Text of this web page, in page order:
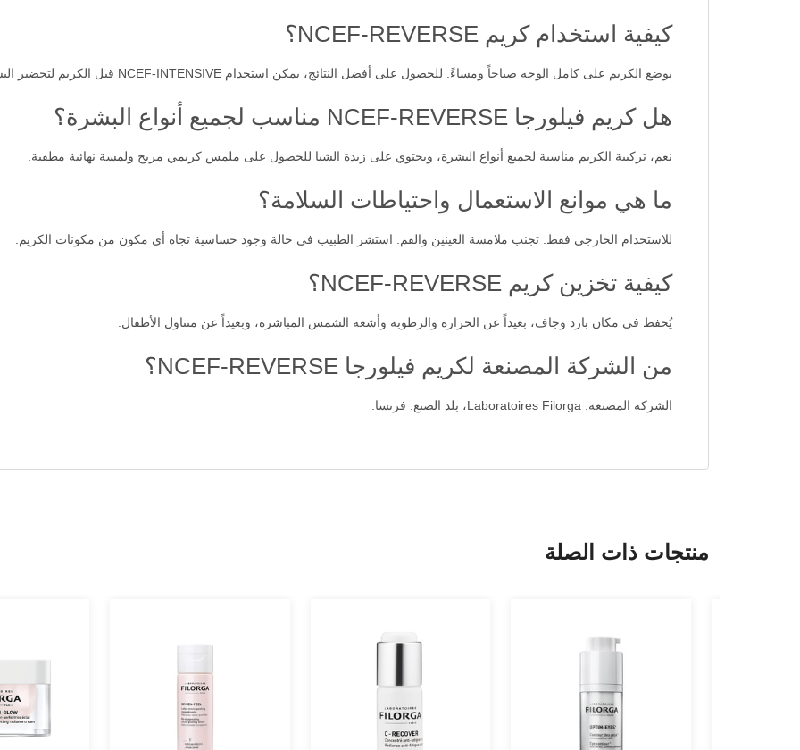
كيفية استخدام كريم NCEF-REVERSE؟
يوضع الكريم على كامل الوجه صباحاً ومساءً. للحصول على أفضل النتائج، يمكن استخدام NCEF-INTENSIVE قبل الكريم لتحضير البشرة.
هل كريم فيلورجا NCEF-REVERSE مناسب لجميع أنواع البشرة؟
نعم، تركيبة الكريم مناسبة لجميع أنواع البشرة، ويحتوي على زبدة الشيا للحصول على ملمس كريمي مريح ولمسة نهائية مطفية.
ما هي موانع الاستعمال واحتياطات السلامة؟
للاستخدام الخارجي فقط. تجنب ملامسة العينين والفم. استشر الطبيب في حالة وجود حساسية تجاه أي مكون من مكونات الكريم.
كيفية تخزين كريم NCEF-REVERSE؟
يُحفظ في مكان بارد وجاف، بعيداً عن الحرارة والرطوبة وأشعة الشمس المباشرة، وبعيداً عن متناول الأطفال.
من الشركة المصنعة لكريم فيلورجا NCEF-REVERSE؟
الشركة المصنعة: Laboratoires Filorga، بلد الصنع: فرنسا.
منتجات ذات الصلة